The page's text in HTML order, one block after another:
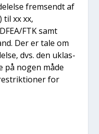
frem­sendt af
til xx xx,
FTK samt
Der er tale om
dvs. den uklas­
på nogen måde
for